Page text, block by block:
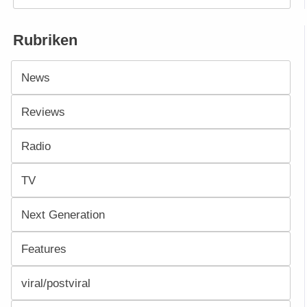
Rubriken
News
Reviews
Radio
TV
Next Generation
Features
viral/postviral